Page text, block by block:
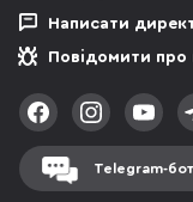
Написати
Повідомити про
Telegram-бот